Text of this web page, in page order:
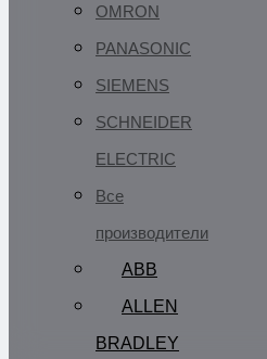
OMRON
PANASONIC
SIEMENS
SCHNEIDER
ELECTRIC
Все
производители
ABB
ALLEN
BRADLEY